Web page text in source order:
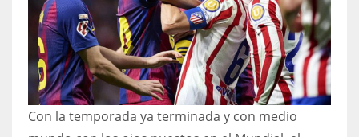
NYJ
3
ATL
24
Con la temporada ya terminada y con medio